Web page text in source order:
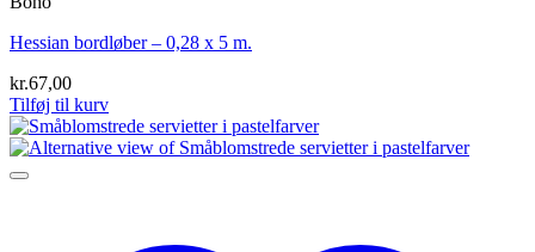
Hessian bordløber – 0,28 x 5 m.
kr.67,00
Tilføj til kurv